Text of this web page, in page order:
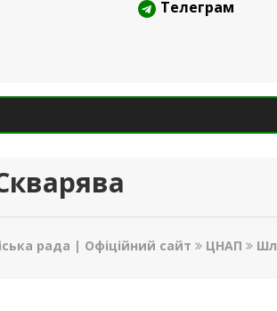
Телеграм
рада | Офіційний сайт ЦНАП